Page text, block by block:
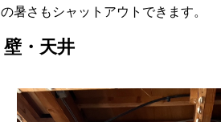
の暑さもシャットアウトできます。
壁・天井